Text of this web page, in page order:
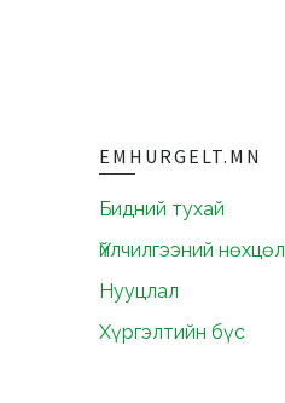
EMHURGELT.MN
Бидний тухай
Үйлчилгээний нөхцөл
Нууцлал
Хүргэлтийн бүс